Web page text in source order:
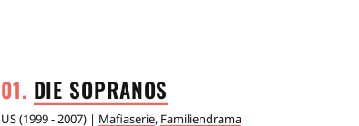
DIE SOPRANOS
US(1999 - 2007) | Mafiaserie, Familiendrama